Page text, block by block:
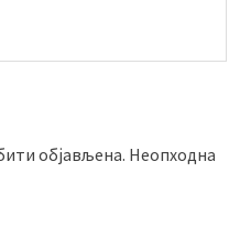
објављена. Неопходна